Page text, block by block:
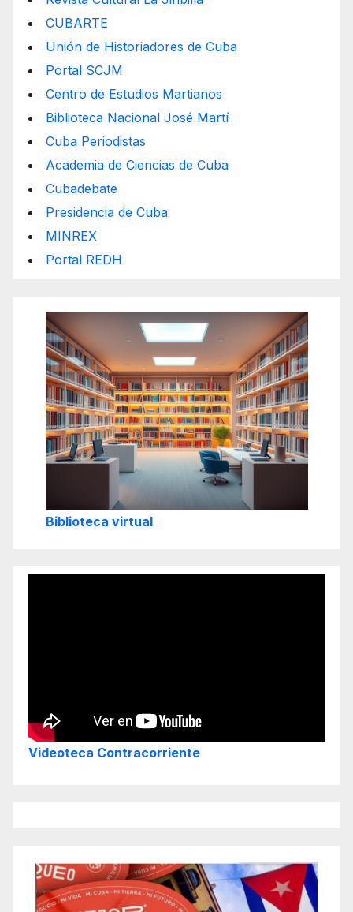
CUBARTE
Unión de Historiadores de Cuba
Portal SCJM
Centro de Estudios Martianos
Biblioteca Nacional José Martí
Cuba Periodistas
Academia de Ciencias de Cuba
Cubadebate
Presidencia de Cuba
MINREX
Portal REDH
Biblioteca virtual
Videoteca Contracorriente